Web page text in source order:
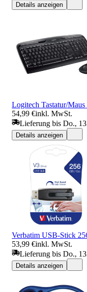
Details anzeigen
Logitech Tastatur/
54,99 €inkl. MwSt.
Lieferung bis Do.,
Details anzeigen
Verbatim USB-Stick
53,99 €inkl. MwSt.
Lieferung bis Do.,
Details anzeigen